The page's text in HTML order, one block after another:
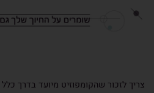
צריך לזכור שהקומפוזיט מיועד בדרך כלל